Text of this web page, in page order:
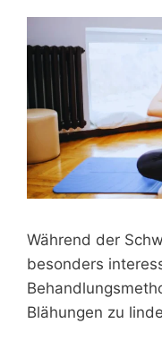
Während der
besonders
Blähungen zu